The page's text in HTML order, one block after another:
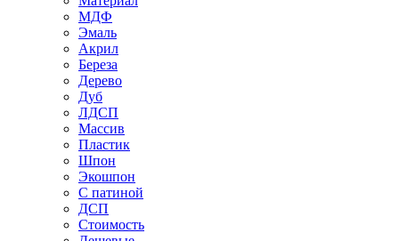
МДФ
Эмаль
Акрил
Береза
Дерево
Дуб
ЛДСП
Массив
Пластик
Шпон
Экошпон
С патиной
ДСП
Стоимость